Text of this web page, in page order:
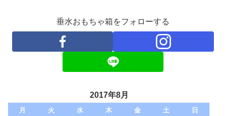
垂水おもちゃ箱をフォローする
2017年8月
月 火 水 木 金 土
日